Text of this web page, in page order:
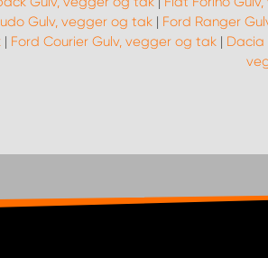
Gulv, vegger og tak | Ford Ranger
| Ford Courier Gulv, vegger og tak| Dacia